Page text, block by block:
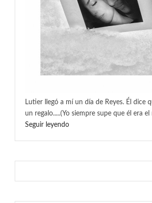
Lutier llegó a mí un día de Reyes. Él dice
un regalo.....(Yo siempre supe que él era el
Seguir leyendo